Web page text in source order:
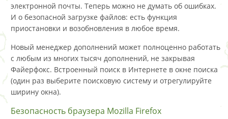
электронной почты. Теперь можно не думать об ошибках.
И о безопасной загрузке файлов: есть функция
приостановки и возобновления в любое время.
Новый менеджер дополнений может полноценно работать
с любым из многих тысяч дополнений, не закрывая
Файерфокс. Встроенный поиск в Интернете в окне поиска
(один раз выберите поисковую систему и отрегулируйте
ширину окна).
Безопасность браузера Mozilla Firefox